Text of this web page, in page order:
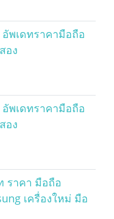
พเดทราคามือถือ
อง
พเดทราคามือถือ
อง
ราคา มือถือ
เครื่องใหม่ มือ